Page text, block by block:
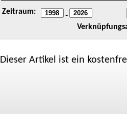
Zeitraum: -
Dieser Artikel ist ein